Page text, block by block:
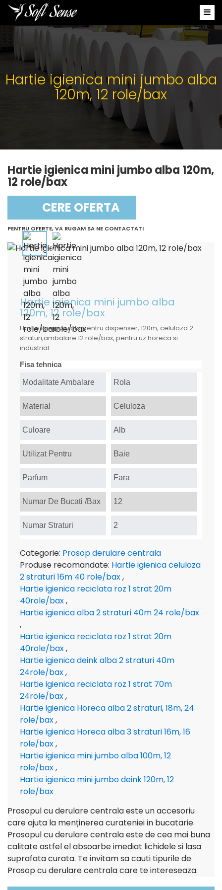
Hartie igienica mini jumbo alba
120m, 12 role/bax
Hartie igienica mini jumbo alba 120m,
12 role/bax
CERE OFERTA
PENTRU OFERTE, VA RUGAM SA NE CONTACTATI
Hartie igienica mini jumbo alba
120m, 12 role/bax
Hartie igienica rola pentru dispenser, 120m, celuloza 2
straturi,ambalare 12 role/bax, pentru uz horeca si
industrial
Fisa tehnica
Modalitate Ambalare Rola
Material Celuloza
Culoare Alb
Utilizat Pentru Baie
Parfum Fara
Numar De Bucati /Bax 12
Numar Straturi 2
Categorie: Prosop derulare centrala
Produse recomandate: Hartie igienica celuloza
2 straturi 16m 40 role/bax,
Hartie igienica reciclata roz 1 strat 20m
40role/bax,
Hartie igienica alba 2 straturi 40m 24 role/bax
,
Hartie igienica reciclata roz 1 strat 20m
40role/bax,
Hartie igienica deink alba 2 straturi 40m
24role/bax,
Hartie igienica reciclata roz 1 strat 70m
24role/bax,
Hartie igienica Horeca alba 2 straturi, 18m, 24
role/bax,
Hartie igienica Horeca alba 3 straturi 16m, 16
role/bax,
Hartie igienica mini jumbo alba 100m, 12
role/bax,
Hartie igienica mini jumbo deink 120m, 12
role/bax
Prosopul cu derulare centrala este un accesoriu
care ajuta la menținerea curateniei in bucatarie.
Prosopul cu derulare centrala este de cea mai buna
calitate astfel el absoarbe imediat lichidele si lasa
suprafata curata. Te invitam sa cauti tipurile de
Prosop cu derulare centrala care te intereseaza.